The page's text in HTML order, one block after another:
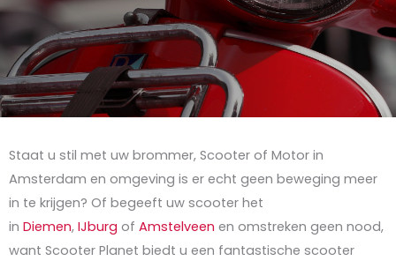
Staat u stil met uw brommer, Scooter of Motor in
Amsterdam en omgeving is er echt geen beweging meer
in te krijgen? Of begeeft uw scooter het
in Diemen, IJburg of Amstelveen en omstreken geen nood,
want Scooter Planet biedt u een fantastische scooter